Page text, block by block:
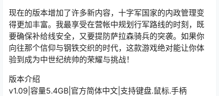
现在的版本增加了许多新内容，十字军国家的内政管理变
得更加丰富。我最享受在营帐中规划行军路线的时刻，既
要确保补给线安全，又要提防萨拉森骑兵的突袭。如果你
向往那个信仰与钢铁交织的时代，这款游戏绝对能让你体
验到成为中世纪统帅的荣耀与挑战！
版本介绍
v1.09|容量5.4GB|官方简体中文|支持键盘.鼠标.手柄